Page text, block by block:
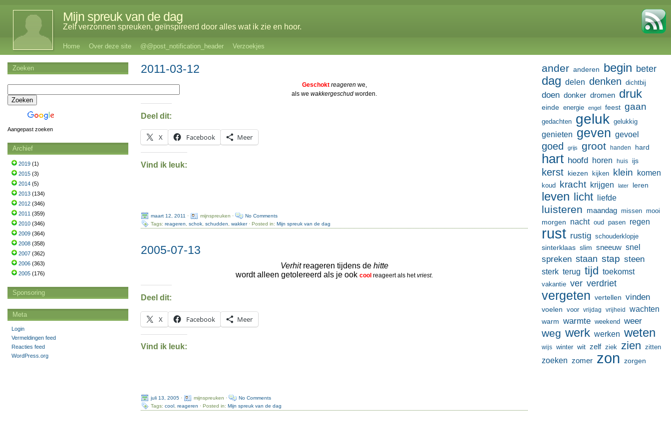
Mijn spreuk van de dag
Zelf verzonnen spreuken, geïnspireerd door alles wat ik zie en hoor.
Home Over deze site @@post_notification_header Verzoekjes
2011-03-12
Geschokt reageren we,
als wewakkergeschudworden.
Deel dit:
X Facebook Meer
Vind ik leuk:
maart 12, 2011 · mijnspreuken ·
No Comments
Tags:reageren ,schok ,schudden ,wakker· Posted in:Mijn spreuk van de dag
2005-07-13
Verhitreageren tijdens de hitte
wordt alleen getolereerd als je ookcool reageert als hetvriest.
Deel dit:
X Facebook Meer
Vind ik leuk:
juli 13, 2005 · mijnspreuken ·
No Comments
Tags:cool ,reageren · Posted in:Mijn spreuk van de dag
ander anderen begin beter
dag delen denken dichtbij
doen donker dromen druk
einde energie engel feest gaan
gedachten geluk gelukkig
genieten geven gevoel
goed grijs groot handen hard
hart hoofd horen huis ijs
kerst kiezen kijken klein komen
koud kracht krijgen later leren
leven licht liefde
luisteren maandag missen mooi
morgen nacht oud pasen regen
rust rustig schouderklopje
sinterklaas slim sneeuw snel
spreken staan stap steen
sterk terug tijd toekomst
vakantie ver verdriet
vergeten vertellen vinden
voelen voor vrijdag vrijheid wachten
warm warmte weekend weer
weg werk werken weten
wijs winter wit zelf ziek zien zitten
zoeken zomer zon zorgen
Zoeken
Aangepast zoeken
Archief
2019 (1)
2015 (3)
2014 (5)
2013 (134)
2012 (346)
2011 (359)
2010 (346)
2009 (364)
2008 (358)
2007 (362)
2006 (363)
2005 (176)
Sponsoring
Meta
Login
Vermeldingen feed
Reacties feed
WordPress.org